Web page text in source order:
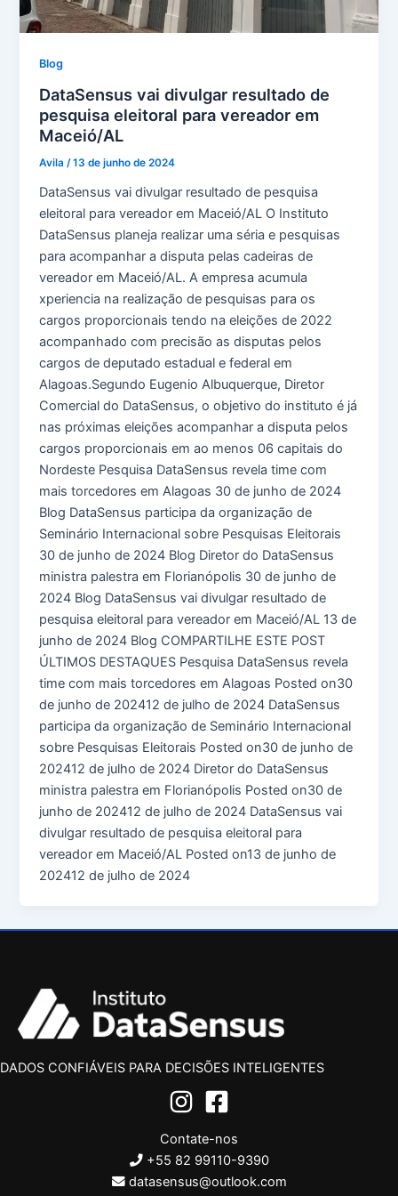
Blog
DataSensus vai divulgar resultado de
pesquisa eleitoral para vereador em
Maceió/AL
Avila/13 de junho de 2024
DataSensus vai divulgar resultado de pesquisa
eleitoral para vereador em Maceió/AL O Instituto
DataSensus planeja realizar uma séria e pesquisas
para acompanhar a disputa pelas cadeiras de
vereador em Maceió/AL. A empresa acumula
xperiencia na realização de pesquisas para os
cargos proporcionais tendo na eleições de 2022
acompanhado com precisão as disputas pelos
cargos de deputado estadual e federal em
Alagoas.Segundo Eugenio Albuquerque, Diretor
Comercial do DataSensus, o objetivo do instituto é já
nas próximas eleições acompanhar a disputa pelos
cargos proporcionais em ao menos 06 capitais do
Nordeste Pesquisa DataSensus revela time com
mais torcedores em Alagoas 30 de junho de 2024
Blog DataSensus participa da organização de
Seminário Internacional sobre Pesquisas Eleitorais
30 de junho de 2024 Blog Diretor do DataSensus
ministra palestra em Florianópolis 30 de junho de
2024 Blog DataSensus vai divulgar resultado de
pesquisa eleitoral para vereador em Maceió/AL 13 de
junho de 2024 Blog COMPARTILHE ESTE POST
ÚLTIMOS DESTAQUES Pesquisa DataSensus revela
time com mais torcedores em Alagoas Posted on30
de junho de 202412 de julho de 2024 DataSensus
participa da organização de Seminário Internacional
sobre Pesquisas Eleitorais Posted on30 de junho de
202412 de julho de 2024 Diretor do DataSensus
ministra palestra em Florianópolis Posted on30 de
junho de 202412 de julho de 2024 DataSensus vai
divulgar resultado de pesquisa eleitoral para
vereador em Maceió/AL Posted on13 de junho de
202412 de julho de 2024
DADOS CONFIÁVEIS PARA DECISÕES INTELIGENTES
Contate-nos
+55 82 99110-9390
datasensus@outlook.com